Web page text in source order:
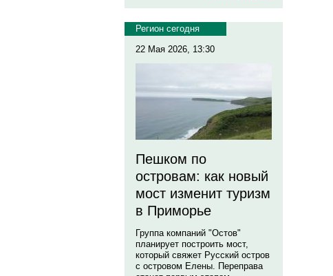
Регион сегодня
22 Мая 2026, 13:30
Пешком по
островам: как новый
мост изменит туризм
в Приморье
Группа компаний "Остов"
планирует построить мост,
который свяжет Русский остров
с островом Елены. Переправа